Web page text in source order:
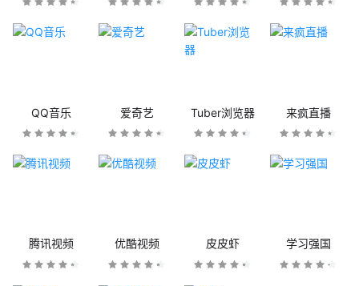
QQ音乐 爱奇艺 Tuber浏览器 来疯直播
腾讯视频 优酷视频 皮皮虾 学习强国